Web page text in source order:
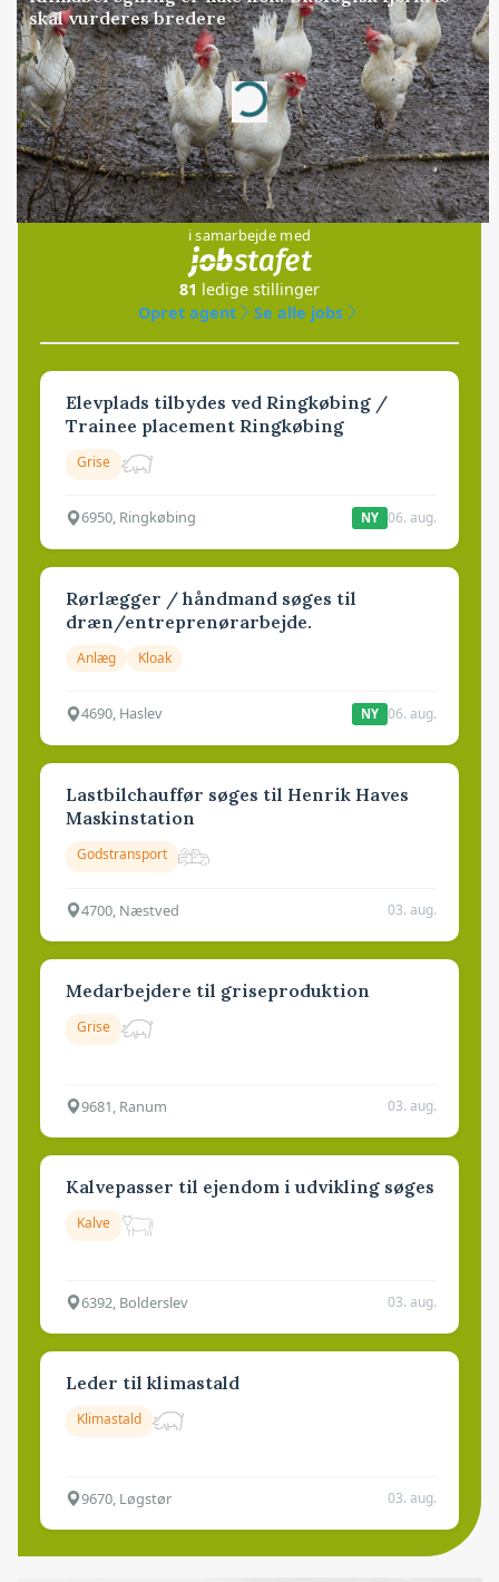
skal vurderes bredere
Annonce
Loading...
Jobs
i samarbejde med
81 ledige stillinger
Opret agent
Se alle jobs
Elevplads tilbydes ved Ringkøbing /
Trainee placement Ringkøbing
Grise
6950, Ringkøbing NY 06. aug.
Rørlægger / håndmand søges til
dræn/entreprenørarbejde.
Anlæg Kloak
4690, Haslev NY 06. aug.
Lastbilchauffør søges til Henrik Haves
Maskinstation
Godstransport
4700, Næstved 03. aug.
Medarbejdere til griseproduktion
Grise
9681, Ranum 03. aug.
Kalvepasser til ejendom i udvikling søges
Kalve
6392, Bolderslev 03. aug.
Leder til klimastald
Klimastald
9670, Løgstør 03. aug.